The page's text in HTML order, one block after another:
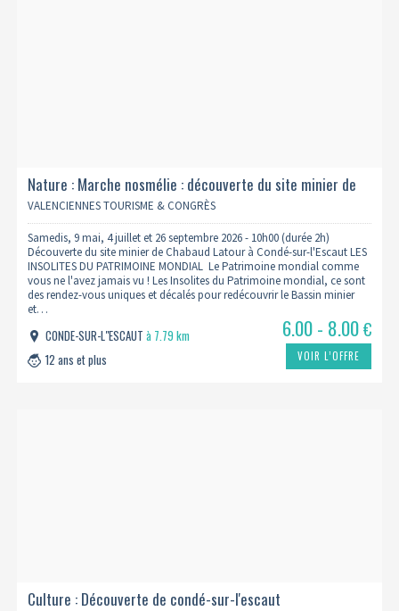
Nature : Marche nosmélie : découverte du site minier de
chabaud-latour
VALENCIENNES TOURISME & CONGRÈS
Samedis, 9 mai, 4 juillet et 26 septembre 2026 - 10h00 (durée 2h)
Découverte du site minier de Chabaud Latour à Condé-sur-l'Escaut LES
INSOLITES DU PATRIMOINE MONDIAL Le Patrimoine mondial comme
vous ne l'avez jamais vu ! Les Insolites du Patrimoine mondial, ce sont
des rendez-vous uniques et décalés pour redécouvrir le Bassin minier
et…
CONDE-SUR-L"ESCAUTà 7.79 km
12 ans et plus
6.00 - 8.00€
VOIR L’OFFRE
Culture : Découverte de condé-sur-l'escaut